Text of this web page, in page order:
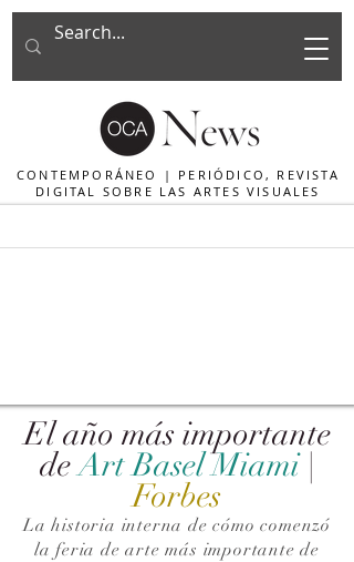
CONTEMPORÁNEO | PERIÓDICO, REVISTA
DIGITAL SOBRE LAS ARTES VISUALES
El año más importante
de Art Basel Miami |
Forbes
La historia interna de cómo comenzó
la feria de arte más importante de